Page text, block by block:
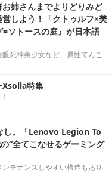
姉さんまでよりどりみど
しよう！「クトゥルフ×美
ソトースの庭』が日本語
死神美少女など、属性てんこ
Xsolla特集
し。「Lenovo Legion To
“全てこなせるゲーミング
テナンスしやすい構造もあり